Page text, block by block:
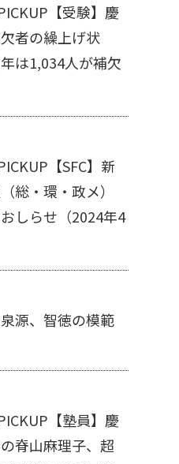
【受験】慶
者の繰上げ状
は1,034人が補欠
【SFC】新
総・環・政メ）
しらせ（2024年4
源、智徳の模範
【塾員】慶
脊山麻理子、超